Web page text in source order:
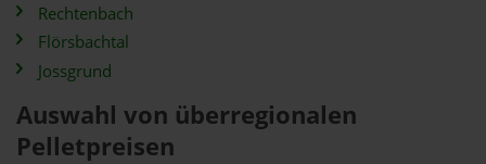
Rechtenbach
Flörsbachtal
Jossgrund
Auswahl von überregionalen
Pelletpreisen